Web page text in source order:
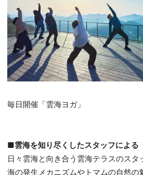
毎日開催「雲海ヨガ」
■雲海を知り尽くしたスタッフによる
日々雲海と向き合う雲海テラスのスタ
海の発生メカニズムやトマムの自然の